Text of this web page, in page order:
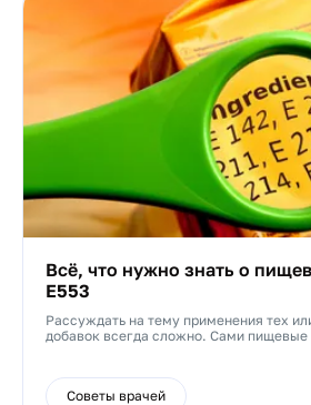
Всё, что нужно знать о
Е553
Рассуждать на тему применения тех
добавок всегда сложно. Сами пищевые
Советы врачей